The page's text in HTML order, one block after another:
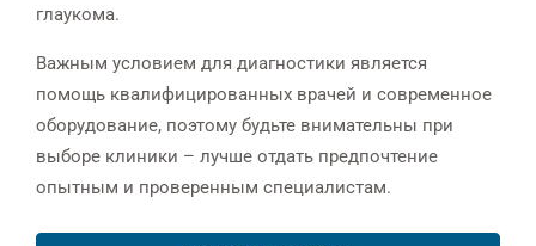
глаукома.
Важным условием для диагностики является
помощь квалифицированных врачей и современное
оборудование, поэтому будьте внимательны при
выборе клиники – лучше отдать предпочтение
опытным и проверенным специалистам.